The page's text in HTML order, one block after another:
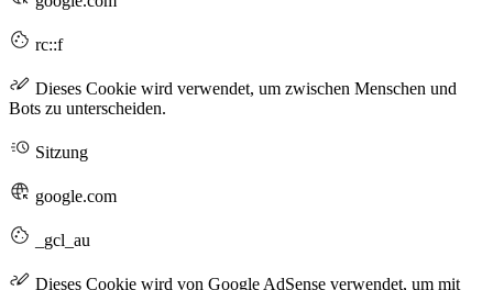
rc::f
Dieses Cookie wird verwendet, um zwischen Menschen und
Bots zu unterscheiden.
Sitzung
google.com
_gcl_au
Dieses Cookie wird von Google AdSense verwendet, um mit